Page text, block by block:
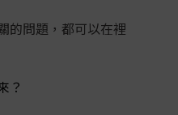
的問題，都可以在裡
？